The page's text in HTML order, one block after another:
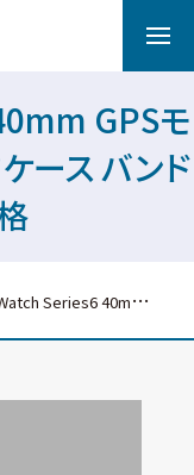
GPSモ
ース バンド
GPSモデル Black Unityアルミケース バンドなし